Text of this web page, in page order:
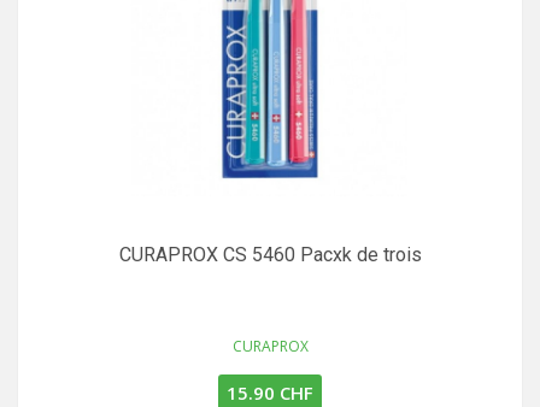
CURAPROX CS 5460 Pacxk de trois
CURAPROX
15.90 CHF